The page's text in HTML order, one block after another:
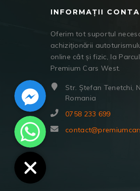
INFORMAȚII
Oferim tot suportul
achiziționării
online cât și fizic, la
Premium Cars West.
Str. Ștefan Tenetchi,
Romania
0758 233 699
Facebook Messenger
WhatsApp